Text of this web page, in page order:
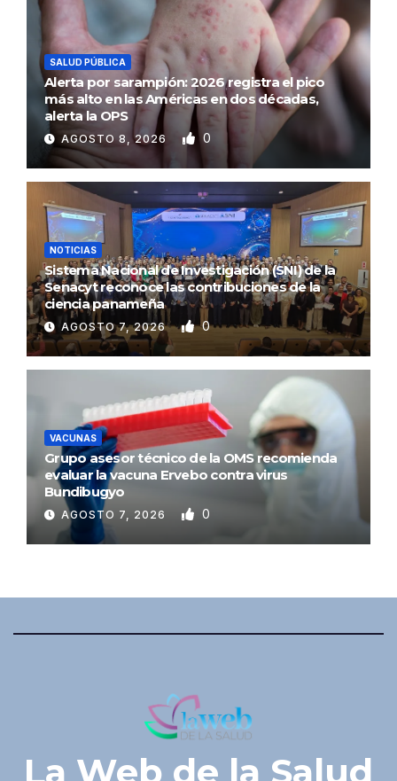
SALUD PÚBLICA
Alerta por sarampión: 2026 registra el pico
más alto en las Américas en dos décadas,
alerta la OPS
AGOSTO 8, 2026 0
NOTICIAS
Sistema Nacional de Investigación (SNI) de la
Senacyt reconoce las contribuciones de la
ciencia panameña
AGOSTO 7, 2026 0
VACUNAS
Grupo asesor técnico de la OMS recomienda
evaluar la vacuna Ervebo contra virus
Bundibugyo
AGOSTO 7, 2026 0
La Web de la Salud